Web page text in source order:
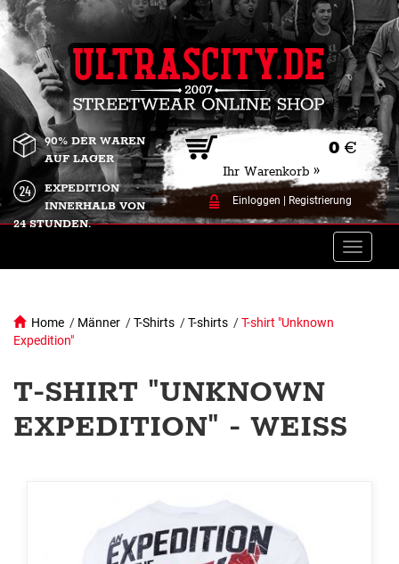
0 €
Ihr Warenkorb »
Einloggen Registrierung
90% DER WAREN
AUF LAGER
EXPEDITION
INNERHALB VON
24 STUNDEN.
Toggle
Home / Männer /T-Shirts /T-shirts /T-shirt "Unknown
Expedition"
T-SHIRT "UNKNOWN
EXPEDITION" - WEISS